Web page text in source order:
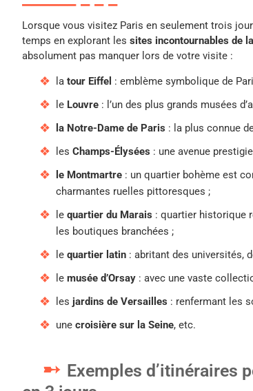
Lorsque vous visitez Paris en seulement trois
temps en explorant les sites incontournables de
absolument pas manquer lors de votre visite :
la tour Eiffel : emblème symbolique de
le Louvre : l’un des plus grands musées
la Notre-Dame de Paris : la plus connue
les Champs-Élysées : une avenue
le Montmartre : un quartier bohème est
charmantes ruelles pittoresques ;
le quartier du Marais : quartier historique
les boutiques branchées ;
le quartier latin : abritant des universités,
le musée d’Orsay : avec une vaste
les jardins de Versailles : renfermant les
une croisière sur la Seine, etc.
Exemples d’itinéraires